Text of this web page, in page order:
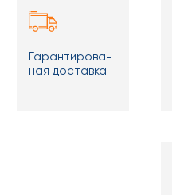
Гарантирован
ная доставка